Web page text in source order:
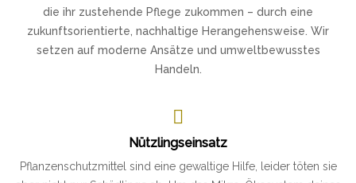
die ihr zustehende Pflege zukommen – durch eine
zukunftsorientierte, nachhaltige Herangehensweise. Wir
setzen auf moderne Ansätze und umweltbewusstes
Handeln.
Nützlingseinsatz
Pflanzenschutzmittel sind eine gewaltige Hilfe, leider töten sie